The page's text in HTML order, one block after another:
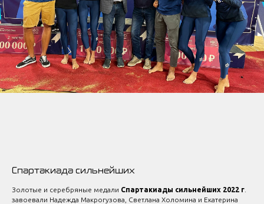
block from scratch
Спартакиада сильнейших
Золотые и серебряные медали Спартакиады сильнейших 2022 г
завоевали Надежда Макрогузова, Светлана Холомина и Екатерина